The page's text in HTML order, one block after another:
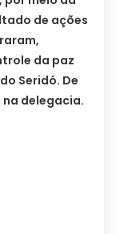
de ações
da paz
Seridó. De
delegacia.